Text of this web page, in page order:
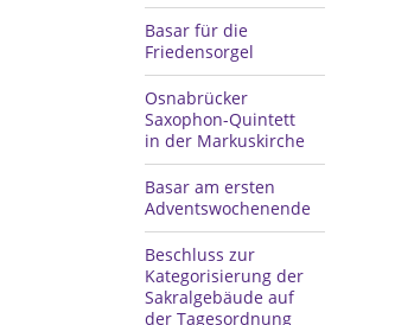
Basar für die
Friedensorgel
Osnabrücker
Saxophon-Quintett
in der Markuskirche
Basar am ersten
Adventswochenende
Beschluss zur
Kategorisierung der
Sakralgebäude auf
der Tagesordnung